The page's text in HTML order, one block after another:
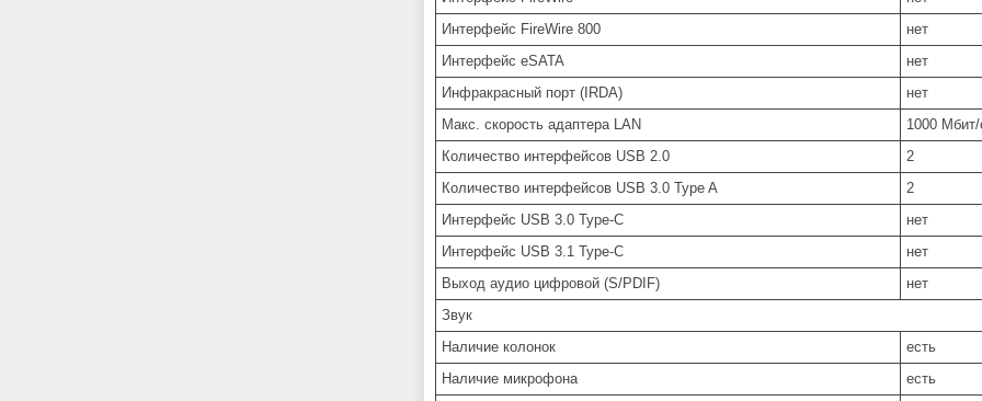
Интерфейс FireWire 800
нет
Интерфейс eSATA
нет
Инфракрасный порт (IRDA)
нет
Макс. скорость адаптера LAN
1000 Мбит/
Количество интерфейсов USB 2.0
2
Количество интерфейсов USB 3.0 Type A
2
Интерфейс USB 3.0 Type-C
нет
Интерфейс USB 3.1 Type-C
нет
Выход аудио цифровой (S/PDIF)
нет
Звук
Наличие колонок
есть
Наличие микрофона
есть